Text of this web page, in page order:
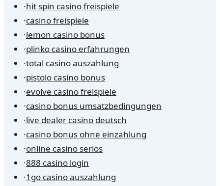
·hit spin casino freispiele
·casino freispiele
·lemon casino bonus
·plinko casino erfahrungen
·total casino auszahlung
·pistolo casino bonus
·evolve casino freispiele
·casino bonus umsatzbedingungen
·live dealer casino deutsch
·casino bonus ohne einzahlung
·online casino seriös
·888 casino login
·1go casino auszahlung